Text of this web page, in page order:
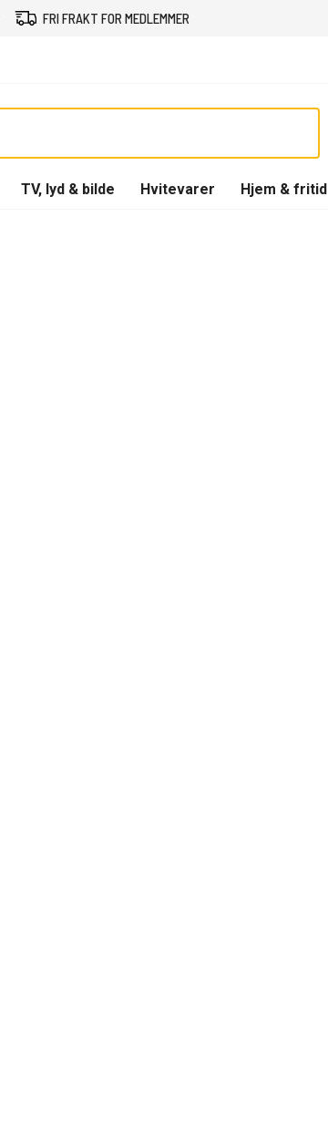
FRI FRAKT FOR MEDLEMMER
TV, lyd & bilde Hvitevarer Hjem & fritid